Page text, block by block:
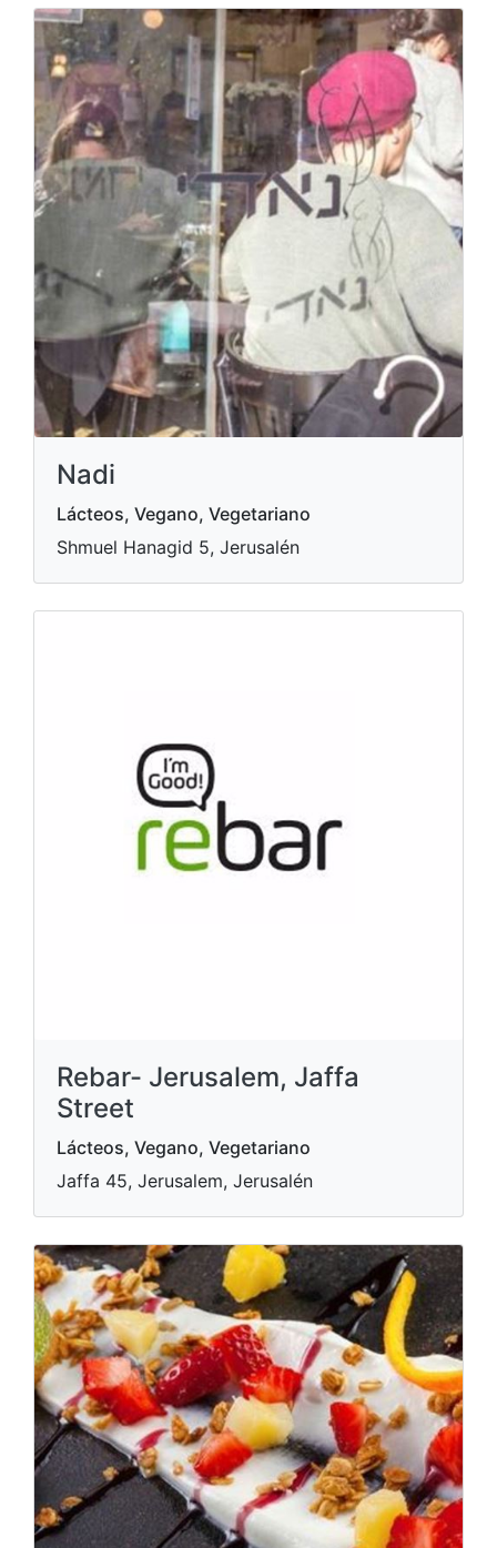
Nadi
Lácteos, Vegano, Vegetariano
Shmuel Hanagid 5, Jerusalén
Rebar- Jerusalem, Jaffa
Street
Lácteos, Vegano, Vegetariano
Jaffa 45, Jerusalem, Jerusalén